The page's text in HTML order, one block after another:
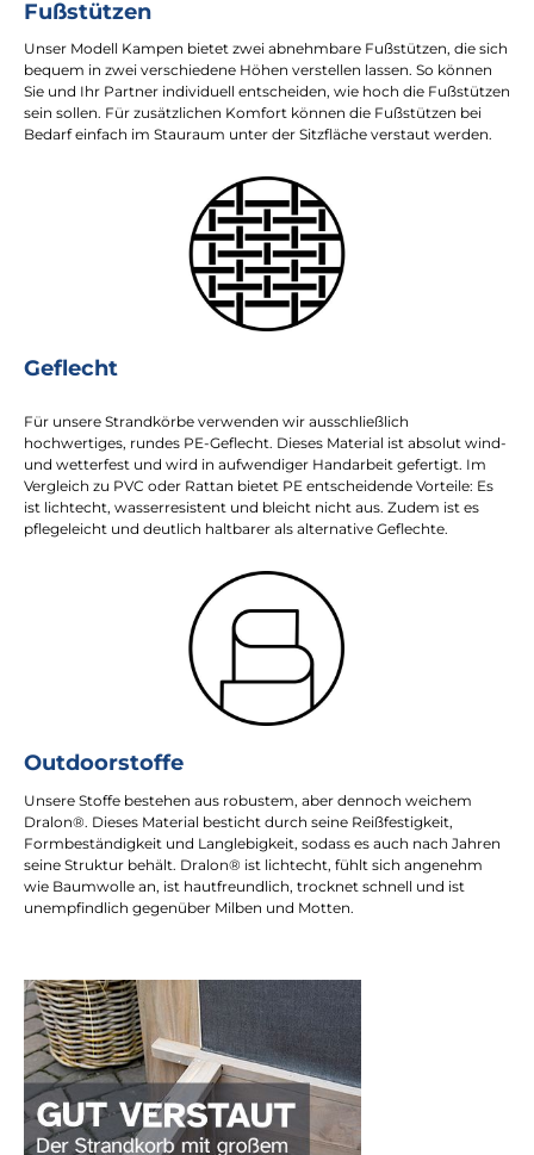
Fußstützen
Unser Modell Kampen bietet zwei abnehmbare Fußstützen, die sich
bequem in zwei verschiedene Höhen verstellen lassen. So können
Sie und Ihr Partner individuell entscheiden, wie hoch die Fußstützen
sein sollen. Für zusätzlichen Komfort können die Fußstützen bei
Bedarf einfach im Stauraum unter der Sitzfläche verstaut werden.
Geflecht
Für unsere Strandkörbe verwenden wir ausschließlich
hochwertiges, rundes PE-Geflecht. Dieses Material ist absolut wind-
und wetterfest und wird in aufwendiger Handarbeit gefertigt. Im
Vergleich zu PVC oder Rattan bietet PE entscheidende Vorteile: Es
ist lichtecht, wasserresistent und bleicht nicht aus. Zudem ist es
pflegeleicht und deutlich haltbarer als alternative Geflechte.
Outdoorstoffe
Unsere Stoffe bestehen aus robustem, aber dennoch weichem
Dralon®. Dieses Material besticht durch seine Reißfestigkeit,
Formbeständigkeit und Langlebigkeit, sodass es auch nach Jahren
seine Struktur behält. Dralon® ist lichtecht, fühlt sich angenehm
wie Baumwolle an, ist hautfreundlich, trocknet schnell und ist
unempfindlich gegenüber Milben und Motten.